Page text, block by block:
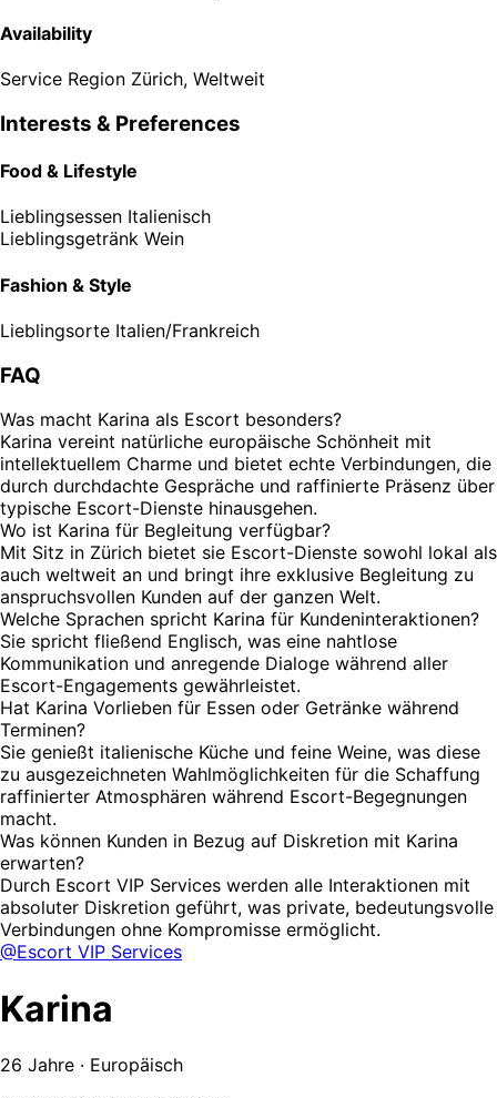
Availability
Service Region Zürich, Weltweit
Interests & Preferences
Food & Lifestyle
Lieblingsessen Italienisch
Lieblingsgetränk Wein
Fashion & Style
Lieblingsorte Italien/Frankreich
FAQ
Was macht Karina als Escort besonders?
Karina vereint natürliche europäische Schönheit mit
intellektuellem Charme und bietet echte Verbindungen, die
durch durchdachte Gespräche und raffinierte Präsenz über
typische Escort-Dienste hinausgehen.
Wo ist Karina für Begleitung verfügbar?
Mit Sitz in Zürich bietet sie Escort-Dienste sowohl lokal als
auch weltweit an und bringt ihre exklusive Begleitung zu
anspruchsvollen Kunden auf der ganzen Welt.
Welche Sprachen spricht Karina für Kundeninteraktionen?
Sie spricht fließend Englisch, was eine nahtlose
Kommunikation und anregende Dialoge während aller
Escort-Engagements gewährleistet.
Hat Karina Vorlieben für Essen oder Getränke während
Terminen?
Sie genießt italienische Küche und feine Weine, was diese
zu ausgezeichneten Wahlmöglichkeiten für die Schaffung
raffinierter Atmosphären während Escort-Begegnungen
macht.
Was können Kunden in Bezug auf Diskretion mit Karina
erwarten?
Durch Escort VIP Services werden alle Interaktionen mit
absoluter Diskretion geführt, was private, bedeutungsvolle
Verbindungen ohne Kompromisse ermöglicht.
@Escort VIP Services
Karina
26 Jahre · Europäisch